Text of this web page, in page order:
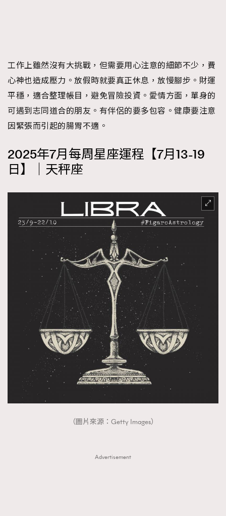
工作上雖然沒有大挑戰，但需要用心注意的細節不少，費
心神也造成壓力。放假時就要真正休息，放慢腳步。財運
平穩，適合整理帳目，避免冒險投資。愛情方面，單身的
可遇到志同道合的朋友。有伴侶的要多包容。健康要注意
因緊張而引起的腸胃不適。
2025年7月每周星座運程【7月13-19
日】｜天秤座
（圖片來源：Getty Images）
Advertisement